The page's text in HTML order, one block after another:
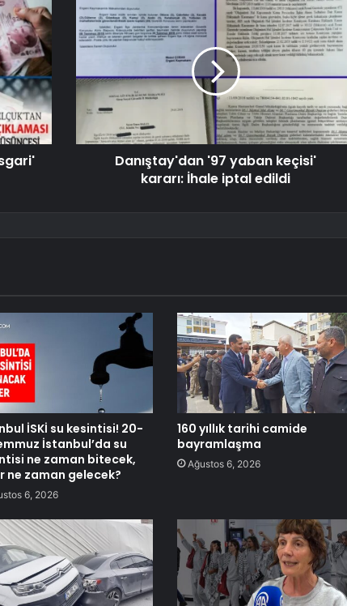
Danıştay'dan '97 yaban keçisi'
kararı: İhale iptal edildi
İSKİ su kesintisi! 20-
İstanbul’da su
ne zaman bitecek,
ne zaman gelecek?
6, 2026
160 yıllık tarihi camide
bayramlaşma
Ağustos 6, 2026